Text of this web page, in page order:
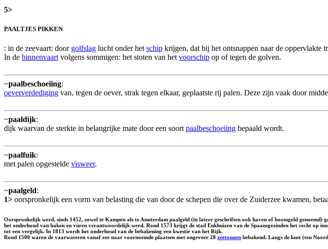
5>
PAALTJES PIKKEN
: in de zeevaart: door golfslag lucht onder het schip krijgen, dat bij het ontsnappen naar de oppervlakte
In de binnenvaart volgens sommigen: het stoten van het voorschip op of tegen de golven.
~paalbeschoeiing:
oeververdediging van, tegen de oever, strak tegen elkaar, geplaatste rij palen. Deze zijn vaak door
~paaldijk:
dijk waarvan de sterkte in belangrijke mate door een soort paalbeschoeiing bepaald wordt.
~paalfuik:
met palen opgestelde visweer.
~paalgeld:
1> oorspronkelijk een vorm van belasting die van door de schepen die over de Zuiderzee kwamen,
Oorspronkelijk werd, sinds 1452, zowel te Kampen als te Amsterdam paalgeld (in latere geschriften ook haven of boomgeld
het onderhoud van baken en vuren verantwoordelijk werd. Rond 1573 krijgt de stad Enkhuizen van de Spaansgezinden het recht op
tot een vergelijk. In 1813 wordt het onderhoud van de bebakening een kwestie van het Rijk.
Rond 1500 waren de vaarwateren vanaf zee naar voornoemde plaatsen met ongeveer 28 zeetonnen bebakend. Langs de kust (ten